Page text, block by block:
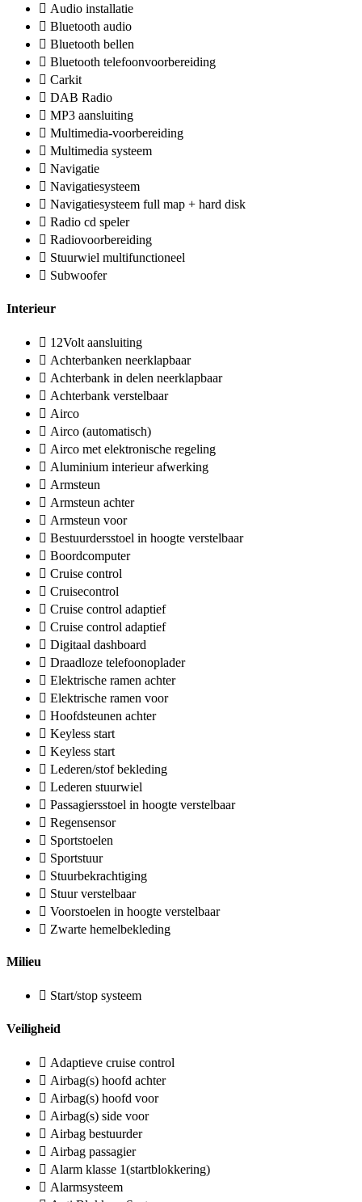
Audio installatie
Bluetooth audio
Bluetooth bellen
Bluetooth telefoonvoorbereiding
Carkit
DAB Radio
MP3 aansluiting
Multimedia-voorbereiding
Multimedia systeem
Navigatie
Navigatiesysteem
Navigatiesysteem full map + hard disk
Radio cd speler
Radiovoorbereiding
Stuurwiel multifunctioneel
Subwoofer
Interieur
12Volt aansluiting
Achterbanken neerklapbaar
Achterbank in delen neerklapbaar
Achterbank verstelbaar
Airco
Airco (automatisch)
Airco met elektronische regeling
Aluminium interieur afwerking
Armsteun
Armsteun achter
Armsteun voor
Bestuurdersstoel in hoogte verstelbaar
Boordcomputer
Cruise control
Cruisecontrol
Cruise control adaptief
Cruise control adaptief
Digitaal dashboard
Draadloze telefoonoplader
Elektrische ramen achter
Elektrische ramen voor
Hoofdsteunen achter
Keyless start
Keyless start
Lederen/stof bekleding
Lederen stuurwiel
Passagiersstoel in hoogte verstelbaar
Regensensor
Sportstoelen
Sportstuur
Stuurbekrachtiging
Stuur verstelbaar
Voorstoelen in hoogte verstelbaar
Zwarte hemelbekleding
Milieu
Start/stop systeem
Veiligheid
Adaptieve cruise control
Airbag(s) hoofd achter
Airbag(s) hoofd voor
Airbag(s) side voor
Airbag bestuurder
Airbag passagier
Alarm klasse 1(startblokkering)
Alarmsysteem